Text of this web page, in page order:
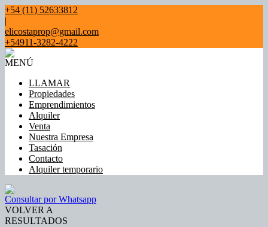
+54 (11) 52633812
|
elicostaprop@gmail.com
+54911-3282-4222
MENÚ
LLAMAR
Propiedades
Emprendimientos
Alquiler
Venta
Nuestra Empresa
Tasación
Contacto
Alquiler temporario
Consultar por Whatsapp
VOLVER A
RESULTADOS